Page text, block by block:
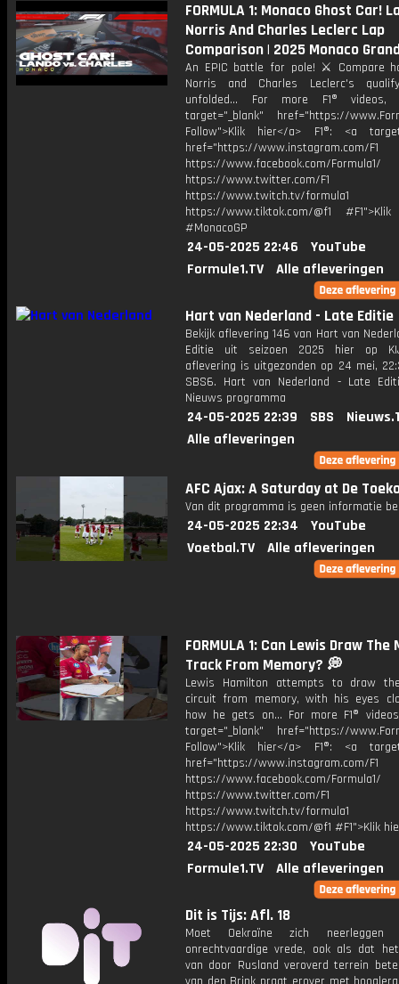
FORMULA 1: Monaco Ghost Car!
Norris And Charles Leclerc Lap
Comparison | 2025 Monaco
An EPIC battle for pole! ⚔️ Compare
Norris and Charles Leclerc's
unfolded... For more F1®
target="_blank" href="https://
Follow">Klik hier</a> F1®: <a
href="https://www.instagram.com/F1
https://www.facebook.com/Formula1/
https://www.twitter.com/F1
https://www.twitch.tv/formula1
https://www.tiktok.com/@f1
#MonacoGP
24-05-2025 22:46
YouTube
Formule1.TV
Alle afleveringen
Hart van Nederland - Late Editie
Bekijk aflevering 146 van Hart van
Editie uit seizoen 2025 hier op
aflevering is uitgezonden op 24 mei,
SBS6. Hart van Nederland - Late
Nieuws programma
24-05-2025 22:39 SBS
Alle afleveringen
AFC Ajax: A Saturday at De
Van dit programma is geen informatie
24-05-2025 22:34
YouTube
Voetbal.TV
Alle afleveringen
FORMULA 1: Can Lewis Draw The
Track From Memory? 💭
Lewis Hamilton attempts to draw
circuit from memory, with his eyes
how he gets on... For more F1®
target="_blank" href="https://
Follow">Klik hier</a> F1®: <a
href="https://www.instagram.com/F1
https://www.facebook.com/Formula1/
https://www.twitter.com/F1
https://www.twitch.tv/formula1
https://www.tiktok.com/@f1 #F1">Klik
24-05-2025 22:30
YouTube
Formule1.TV
Alle afleveringen
Dit is Tijs: Afl. 18
Moet Oekraïne zich
onrechtvaardige vrede, ook als dat
van door Rusland veroverd terrein